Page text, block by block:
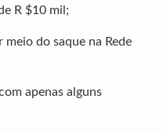
R $10 mil;
do saque na Rede
apenas alguns